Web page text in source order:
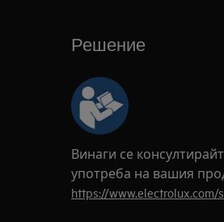
Решение
Винаги се
употреба на вашия
https://www.electrolux.com/